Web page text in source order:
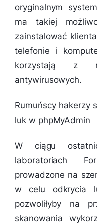
oryginalnym
ma takiej
zainstalować
telefonie i
korzystają z
antywirusowych.
Rumuńscy hakerzy
luk w phpMyAdmin
W ciągu
laboratoriach
prowadzone na
w celu odkrycia
pozwoliłyby na
skanowania